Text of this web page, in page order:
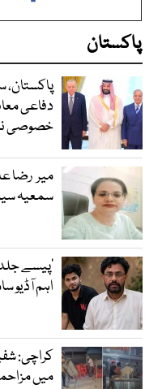
پاکستان
پاکستان،
دفاعی
خصوصی
میر رضا
سمعیہ
’پیسے جلد
اہم آڈیو
کراچی:
میں مزاحمت، 33